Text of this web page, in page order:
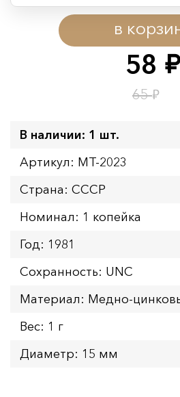
58 руб.
65₽
в
Период действия акции:
Начало:
Окончание:
Время до окончания:
В наличии: 1 шт.
Артикул: MT-2023
Страна: СССР
Номинал: 1 копейка
Год: 1981
Сохранность: UNC
Материал: Медно-
Вес: 1 г
Диаметр: 15 мм